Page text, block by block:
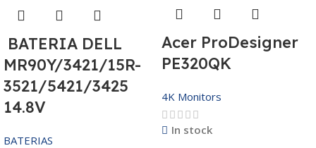
BATERIA DELL
MR90Y/3421/15R-
3521/5421/3425
14.8V
BATERIAS
Acer ProDesigner
PE320QK
4K Monitors
In stock